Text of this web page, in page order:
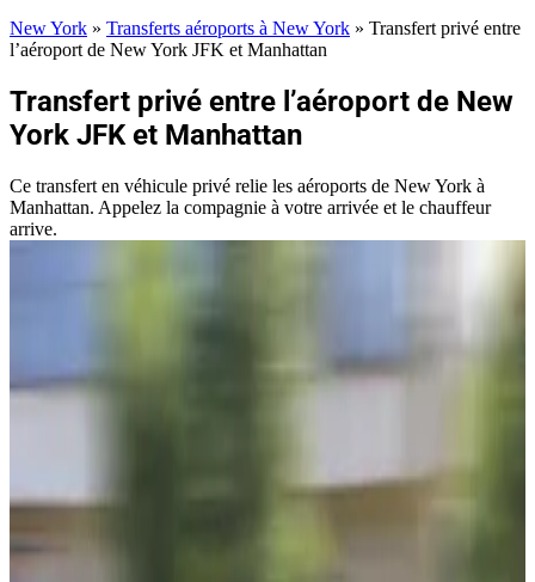
New York » Transferts aéroports à New York » Transfert privé entre
l’aéroport de New York JFK et Manhattan
Transfert privé entre l’aéroport de New
York JFK et Manhattan
Ce transfert en véhicule privé relie les aéroports de New York à
Manhattan. Appelez la compagnie à votre arrivée et le chauffeur
arrive.